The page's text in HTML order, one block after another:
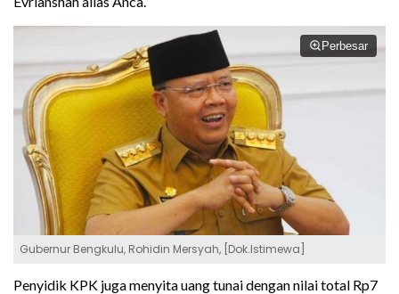
Perbesar
Gubernur Bengkulu, Rohidin Mersyah, [Dok.Istimewa]
Penyidik KPK juga menyita uang tunai dengan nilai total Rp7